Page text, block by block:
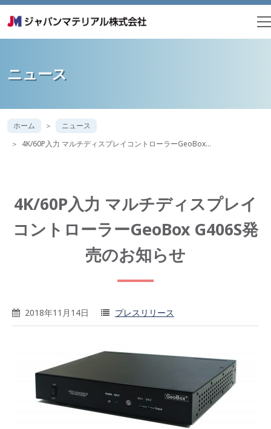
ニュース
ホーム
ニュース
4K/60P入力 マルチディスプレイコントローラーGeoBox…
4K/60P入力 マルチディスプレイ
コントローラーGeoBox G406S発
売のお知らせ
2018年11月14日 プレスリリース